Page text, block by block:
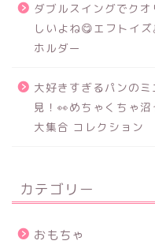
ダブルスイングでク
しいよね😋エフトイ
ホルダー
大好きすぎるパンの
見！👀めちゃくちゃ
大集合 コレクション
カテゴリー
おもちゃ